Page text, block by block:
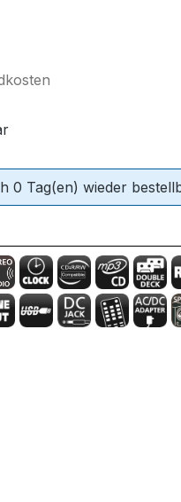
0 Tag(en) wieder